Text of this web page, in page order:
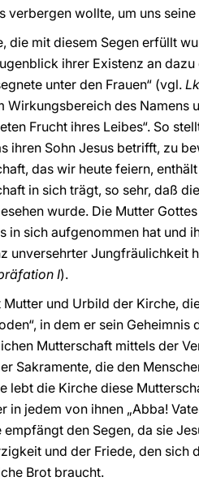
verbergen wollte, um uns
die mit diesem Segen erfüllt
ihrer Existenz an
unter den Frauen“ (vgl.Lk
Wirkungsbereich des Namens
Frucht ihres Leibes“. So
ihren Sohn Jesus betrifft, zu
das wir heute feiern,
in sich trägt, so sehr, daß
wurde. Die Mutter
in sich aufgenommen hat und
unversehrter Jungfräulichkeit
I).
Mutter und Urbild der Kirche,
in dem er sein
Mutterschaft mittels der
Sakramente, die den
lebt die Kirche diese
in jedem von ihnen „Abba!
empfängt den Segen, da sie
und der Friede, den sich
Brot braucht.